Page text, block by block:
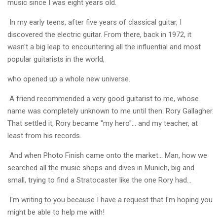
music since I was eight years old.
In my early teens, after five years of classical guitar, I
discovered the electric guitar. From there, back in 1972, it
wasn't a big leap to encountering all the influential and most
popular guitarists in the world,
who opened up a whole new universe.
A friend recommended a very good guitarist to me, whose
name was completely unknown to me until then: Rory Gallagher.
That settled it, Rory became "my hero"... and my teacher, at
least from his records.
And when Photo Finish came onto the market... Man, how we
searched all the music shops and dives in Munich, big and
small, trying to find a Stratocaster like the one Rory had...
I'm writing to you because I have a request that I'm hoping you
might be able to help me with!